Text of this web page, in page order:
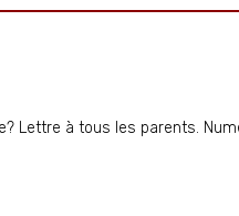
Lettre à tous les parents.